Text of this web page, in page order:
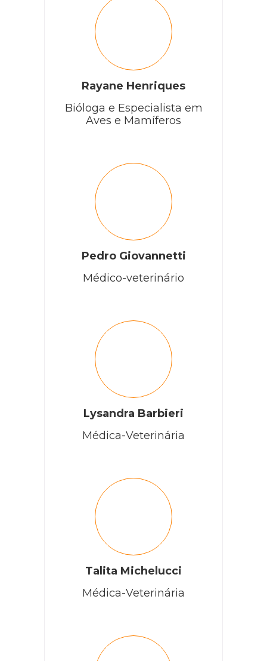
Rayane Henriques
Bióloga e Especialista em
Aves e Mamíferos
Pedro Giovannetti
Médico-veterinário
Lysandra Barbieri
Médica-Veterinária
Talita Michelucci
Médica-Veterinária